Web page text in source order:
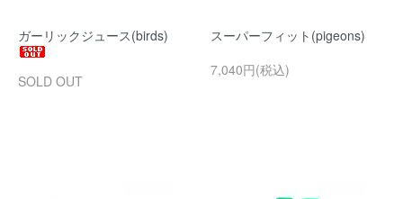
ガーリックジュース(birds)
SOLD OUT
スーパーフィット(pigeons)
7,040円(税込)